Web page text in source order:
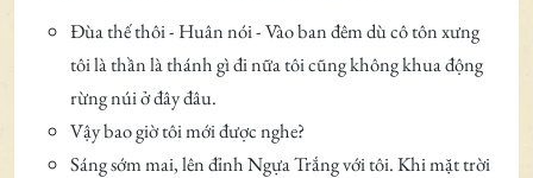
Đùa thế thôi - Huân nói - Vào ban đêm dù cô tôn xưng
tôi là thần là thánh gì đi nữa tôi cũng không khua động
rừng núi ở đây đâu.
Vậy bao giờ tôi mới được nghe?
Sáng sớm mai, lên đỉnh Ngựa Trắng với tôi. Khi mặt trời